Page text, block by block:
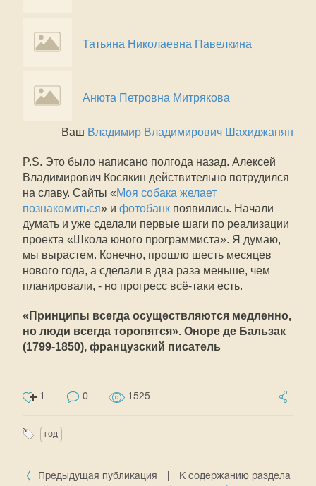
Татьяна Николаевна Павелкина
Анюта Петровна Митрякова
Ваш Владимир Владимирович Шахиджанян
P.S. Это было написано полгода назад. Алексей
Владимирович Косякин действительно потрудился
на славу. Сайты «Моя собака желает
познакомиться» и фотобанк появились. Начали
думать и уже сделали первые шаги по реализации
проекта «Школа юного программиста». Я думаю,
мы вырастем. Конечно, прошло шесть месяцев
нового года, а сделали в два раза меньше, чем
планировали, - но прогресс всё-таки есть.
«Принципы всегда осуществляются медленно,
но люди всегда торопятся». Оноре де Бальзак
(1799-1850), французский писатель
1 0 1525
год
Предыдущая публикация
К содержанию раздела